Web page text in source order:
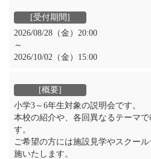
2026/08/28（金）20:00
～
2026/10/02（金）15:00
小学3～6年生対象の説明会です。
本校の紹介や、各回異なるテーマ
す。
ご希望の方には施設見学やスクー
施いたします。